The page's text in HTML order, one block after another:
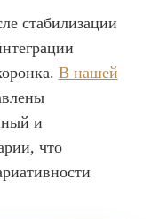
стабилизации
В нашей
и
что